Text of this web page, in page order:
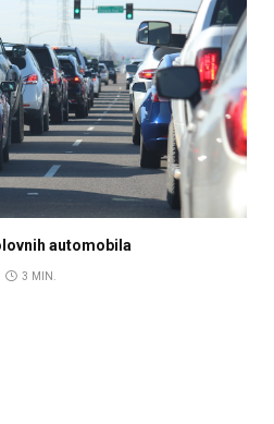
automobila
3 MIN.